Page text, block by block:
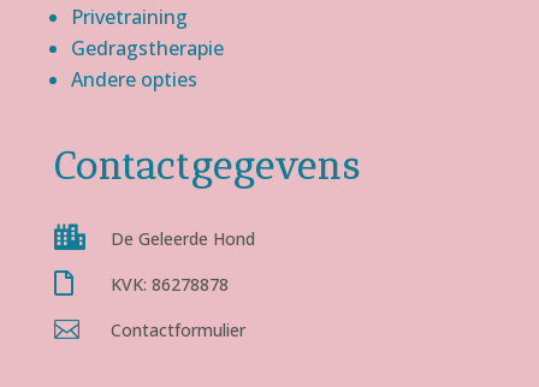
Privetraining
Gedragstherapie
Andere opties
Contactgegevens
 De Geleerde Hond
 KVK: 86278878
 Contactformulier